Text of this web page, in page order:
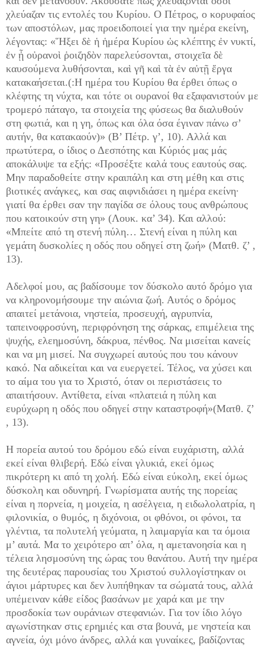
χλεύαζαν τις εντολές του Κυρίου. Ο Πέτρος, ο κορυφαίος
των αποστόλων, μας προειδοποιεί για την ημέρα εκείνη,
λέγοντας: «Ἥξει δὲ ἡ ἡμέρα Κυρίου ὡς κλέπτης ἐν νυκτί,
ἐν ᾖ οὐρανοὶ ῥοιζηδὸν παρελεύσονται, στοιχεῖα δὲ
καυσούμενα λυθήσονται, καὶ γῆ καὶ τὰ ἐν αὐτῇ ἔργα
κατακαήσεται.(:Η ημέρα του Κυρίου θα έρθει όπως ο
κλέφτης τη νύχτα, και τότε οι ουρανοί θα εξαφανιστούν με
τρομερό πάταγο, τα στοιχεία της φύσεως θα διαλυθούν
στη φωτιά, και η γη, όπως και όλα όσα έγιναν πάνω σ’
αυτήν, θα κατακαούν)» (Β’ Πέτρ. γ’, 10). Αλλά και
πρωτύτερα, ο ίδιος ο Δεσπότης και Κύριός μας μάς
αποκάλυψε τα εξής: «Προσέξτε καλά τους εαυτούς σας.
Μην παραδοθείτε στην κραιπάλη και στη μέθη και στις
βιοτικές ανάγκες, και σας αιφνιδιάσει η ημέρα εκείνη·
γιατί θα έρθει σαν την παγίδα σε όλους τους ανθρώπους
που κατοικούν στη γη» (Λουκ. κα’ 34). Και αλλού:
«Μπείτε από τη στενή πύλη… Στενή είναι η πύλη και
γεμάτη δυσκολίες η οδός που οδηγεί στη ζωή» (Ματθ. ζ’ ,
13).
Αδελφοί μου, ας βαδίσουμε τον δύσκολο αυτό δρόμο για
να κληρονομήσουμε την αιώνια ζωή. Αυτός ο δρόμος
απαιτεί μετάνοια, νηστεία, προσευχή, αγρυπνία,
ταπεινοφροσύνη, περιφρόνηση της σάρκας, επιμέλεια της
ψυχής, ελεημοσύνη, δάκρυα, πένθος. Να μισείται κανείς
και να μη μισεί. Να συγχωρεί αυτούς που του κάνουν
κακό. Να αδικείται και να ευεργετεί. Τέλος, να χύσει και
το αίμα του για το Χριστό, όταν οι περιστάσεις το
απαιτήσουν. Αντίθετα, είναι «πλατειά η πύλη και
ευρύχωρη η οδός που οδηγεί στην καταστροφή»(Ματθ. ζ’
, 13).
Η πορεία αυτού του δρόμου εδώ είναι ευχάριστη, αλλά
εκεί είναι θλιβερή. Εδώ είναι γλυκιά, εκεί όμως
πικρότερη κι από τη χολή. Εδώ είναι εύκολη, εκεί όμως
δύσκολη και οδυνηρή. Γνωρίσματα αυτής της πορείας
είναι η πορνεία, η μοιχεία, η ασέλγεια, η ειδωλολατρία, η
φιλονικία, ο θυμός, η διχόνοια, οι φθόνοι, οι φόνοι, τα
γλέντια, τα πολυτελή γεύματα, η λαιμαργία και τα όμοια
μ’ αυτά. Μα το χειρότερο απ’ όλα, η αμετανοησία και η
τέλεια λησμοσύνη της ώρας του θανάτου. Αυτή την ημέρα
της δευτέρας παρουσίας του Χριστού συλλογίστηκαν οι
άγιοι μάρτυρες και δεν λυπήθηκαν τα σώματά τους, αλλά
υπέμειναν κάθε είδος βασάνων με χαρά και με την
προσδοκία των ουράνιων στεφανιών. Για τον ίδιο λόγο
αγωνίστηκαν στις ερημιές και στα βουνά, με νηστεία και
αγνεία, όχι μόνο άνδρες, αλλά και γυναίκες, βαδίζοντας